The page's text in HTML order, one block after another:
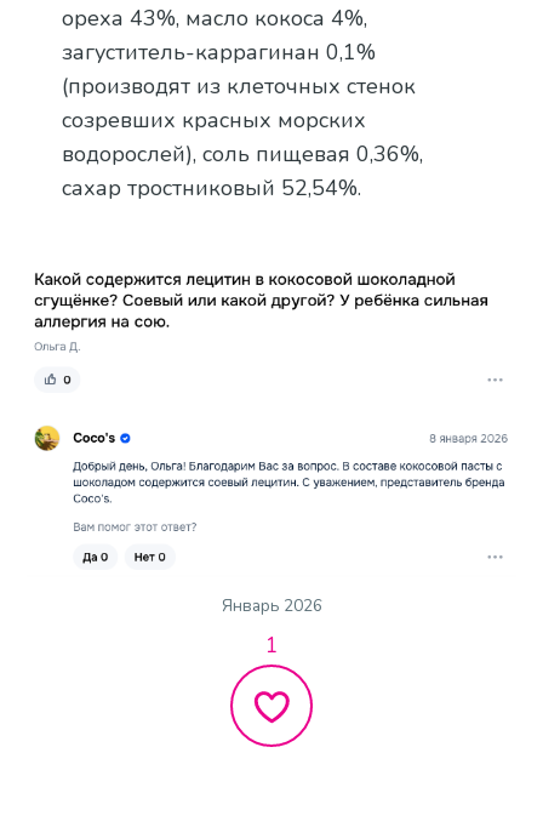
ореха 43%, масло кокоса 4%,
загуститель-каррагинан 0,1%
(производят из клеточных стенок
созревших красных морских
водорослей), соль пищевая 0,36%,
сахар тростниковый 52,54%.
Январь 2026
1